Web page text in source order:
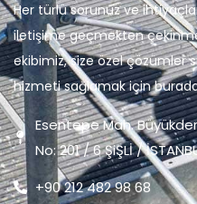
Her türlü sorunuz ve
iletişime geçmekten
ekibimiz, size özel çözümler
hizmeti sağlamak için
Esentepe Mah.
No: 201 / 6 ŞiŞLİ /
+90 212 482 98 68